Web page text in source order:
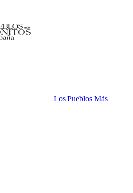
Los Pueblos Más